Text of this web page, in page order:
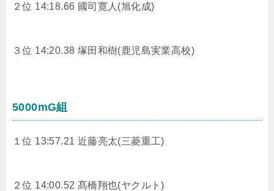
２位 14:18.66 國司寛人(旭化成)
３位 14:20.38 塚田和樹(鹿児島実業高校)
5000mG組
１位 13:57.21 近藤亮太(三菱重工)
２位 14:00.52 髙橋翔也(ヤクルト)